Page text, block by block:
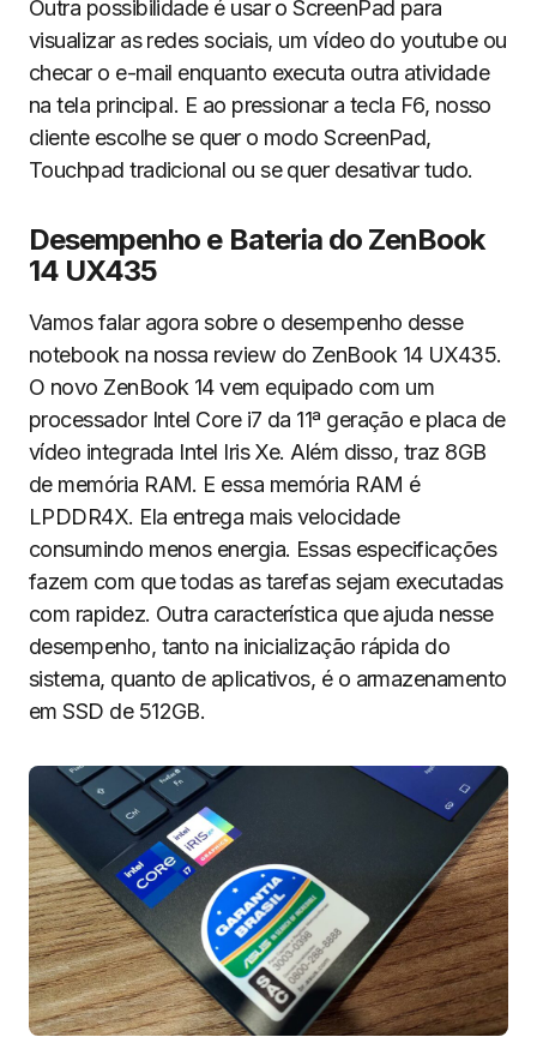
Outra possibilidade é usar o ScreenPad para
visualizar as redes sociais, um vídeo do youtube ou
checar o e-mail enquanto executa outra atividade
na tela principal. E ao pressionar a tecla F6, nosso
cliente escolhe se quer o modo ScreenPad,
Touchpad tradicional ou se quer desativar tudo.
Desempenho e Bateria do ZenBook
14 UX435
Vamos falar agora sobre o desempenho desse
notebook na nossa review do ZenBook 14 UX435.
O novo ZenBook 14 vem equipado com um
processador Intel Core i7 da 11ª geração e placa de
vídeo integrada Intel Iris Xe. Além disso, traz 8GB
de memória RAM. E essa memória RAM é
LPDDR4X. Ela entrega mais velocidade
consumindo menos energia. Essas especificações
fazem com que todas as tarefas sejam executadas
com rapidez. Outra característica que ajuda nesse
desempenho, tanto na inicialização rápida do
sistema, quanto de aplicativos, é o armazenamento
em SSD de 512GB.